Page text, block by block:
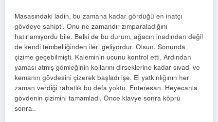
Masasındaki ladin, bu zamana kadar gördüğü en inatçı
gövdeye sahipti. Onu ne zamandır zımparaladığını
hatırlamıyordu bile. Belki de bu durum, ağacın inadından değil
de kendi tembelliğinden ileri geliyordur. Olsun. Sonunda
çizime geçebilmişti. Kaleminin ucunu kontrol etti. Ardından
yaması atmış gömleğinin kollarını dirseklerine kadar sıvadı ve
kemanın gövdesini çizerek başladı işe. El yatkınlığının her
zaman verdiği rahatlık bu defa yoktu. Enteresan. Heyecanla
gövdenin çizimini tamamladı. Önce klavye sonra köprü
sonra..